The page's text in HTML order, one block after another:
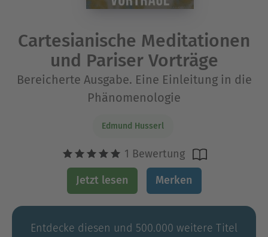
Cartesianische Meditationen
und Pariser Vorträge
Bereicherte Ausgabe. Eine Einleitung in die
Phänomenologie
Edmund Husserl
1 Bewertung
Jetzt lesen Merken
Entdecke diesen und 500.000 weitere Titel